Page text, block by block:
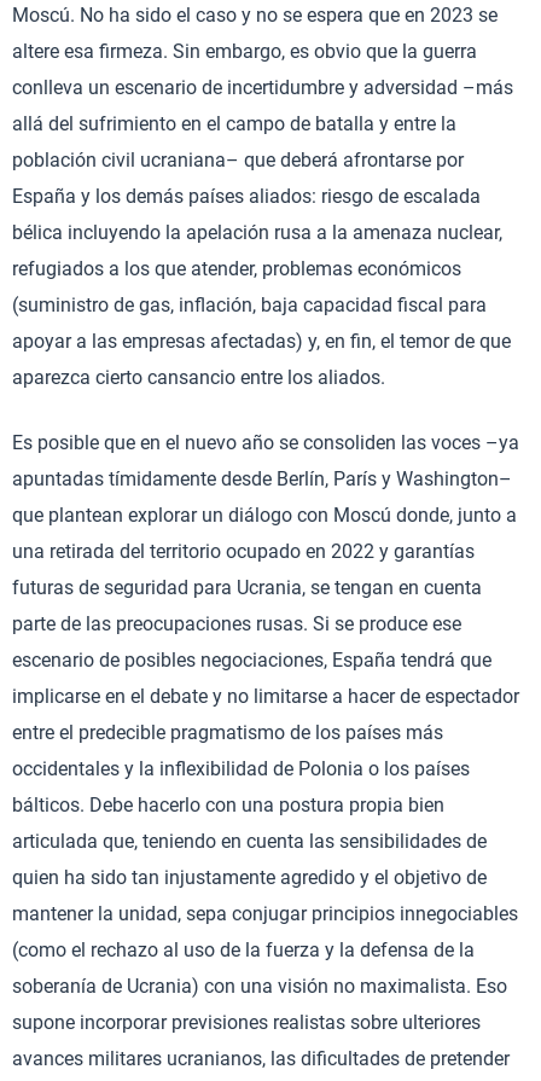
Moscú. No ha sido el caso y no se espera que en 2023 se
altere esa firmeza. Sin embargo, es obvio que la guerra
conlleva un escenario de incertidumbre y adversidad –más
allá del sufrimiento en el campo de batalla y entre la
población civil ucraniana– que deberá afrontarse por
España y los demás países aliados: riesgo de escalada
bélica incluyendo la apelación rusa a la amenaza nuclear,
refugiados a los que atender, problemas económicos
(suministro de gas, inflación, baja capacidad fiscal para
apoyar a las empresas afectadas) y, en fin, el temor de que
aparezca cierto cansancio entre los aliados.
Es posible que en el nuevo año se consoliden las voces –ya
apuntadas tímidamente desde Berlín, París y Washington–
que plantean explorar un diálogo con Moscú donde, junto a
una retirada del territorio ocupado en 2022 y garantías
futuras de seguridad para Ucrania, se tengan en cuenta
parte de las preocupaciones rusas. Si se produce ese
escenario de posibles negociaciones, España tendrá que
implicarse en el debate y no limitarse a hacer de espectador
entre el predecible pragmatismo de los países más
occidentales y la inflexibilidad de Polonia o los países
bálticos. Debe hacerlo con una postura propia bien
articulada que, teniendo en cuenta las sensibilidades de
quien ha sido tan injustamente agredido y el objetivo de
mantener la unidad, sepa conjugar principios innegociables
(como el rechazo al uso de la fuerza y la defensa de la
soberanía de Ucrania) con una visión no maximalista. Eso
supone incorporar previsiones realistas sobre ulteriores
avances militares ucranianos, las dificultades de pretender